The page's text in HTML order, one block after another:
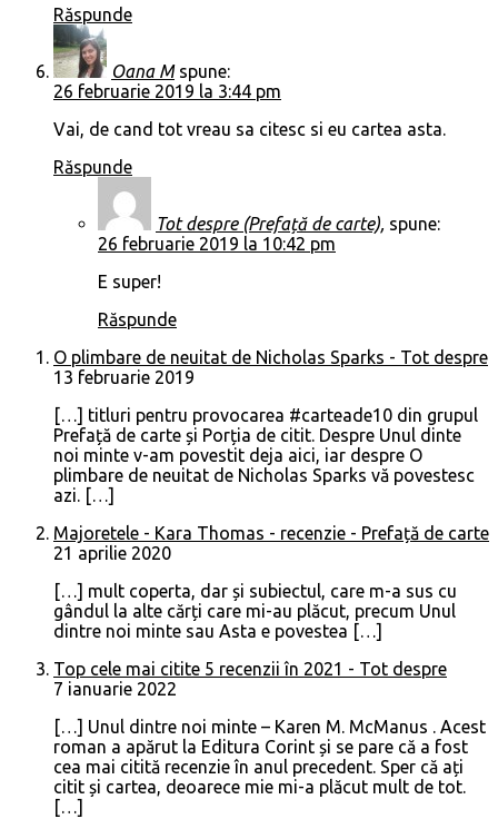
Răspunde
Oana M spune:
26 februarie 2019 la 3:44 pm
Vai, de cand tot vreau sa citesc si eu cartea asta.
Răspunde
Tot despre (Prefață de carte), spune:
26 februarie 2019 la 10:42 pm
E super!
Răspunde
O plimbare de neuitat de Nicholas Sparks - Tot despre
13 februarie 2019
[…] titluri pentru provocarea #carteade10 din grupul
Prefață de carte și Porția de citit. Despre Unul dinte
noi minte v-am povestit deja aici, iar despre O
plimbare de neuitat de Nicholas Sparks vă povestesc
azi. […]
Majoretele - Kara Thomas - recenzie - Prefață de carte
21 aprilie 2020
[…] mult coperta, dar și subiectul, care m-a sus cu
gândul la alte cărți care mi-au plăcut, precum Unul
dintre noi minte sau Asta e povestea […]
Top cele mai citite 5 recenzii în 2021 - Tot despre
7 ianuarie 2022
[…] Unul dintre noi minte – Karen M. McManus . Acest
roman a apărut la Editura Corint și se pare că a fost
cea mai citită recenzie în anul precedent. Sper că ați
citit și cartea, deoarece mie mi-a plăcut mult de tot.
[…]